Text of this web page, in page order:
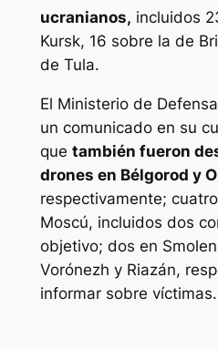
ucranianos, incluidos
Kursk, 16 sobre la de
de Tula.
El Ministerio de
un comunicado en su
que también fueron
drones en Bélgorod y
respectivamente;
Moscú, incluidos dos
objetivo; dos en
Vorónezh y Riazán,
informar sobre víctimas.